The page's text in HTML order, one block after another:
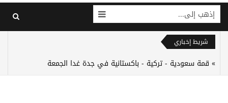
إذهب إلى...
شريط إخباري
قمة سعودية - تركية - باكستانية في جدة غدا الجمعة